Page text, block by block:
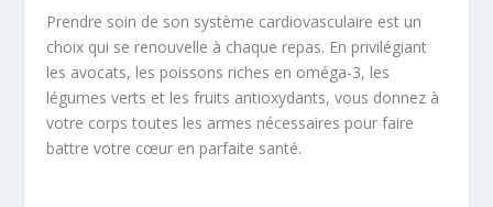
Prendre soin de son système cardiovasculaire est un
choix qui se renouvelle à chaque repas. En privilégiant
les avocats, les poissons riches en oméga-3, les
légumes verts et les fruits antioxydants, vous donnez à
votre corps toutes les armes nécessaires pour faire
battre votre cœur en parfaite santé.